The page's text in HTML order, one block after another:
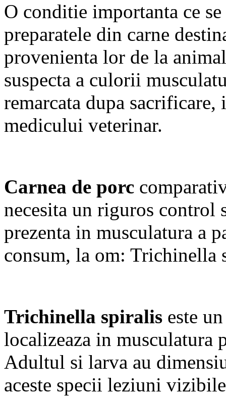
O conditie importanta ce
preparatele din carne
provenienta lor de la
suspecta a culorii
remarcata dupa
medicului veterinar.
Carnea de porc
necesita un riguros control
prezenta in musculatura a
consum, la om: Trichinella
Trichinella spiralis este
localizeaza in musculatura
Adultul si larva au
aceste specii leziuni